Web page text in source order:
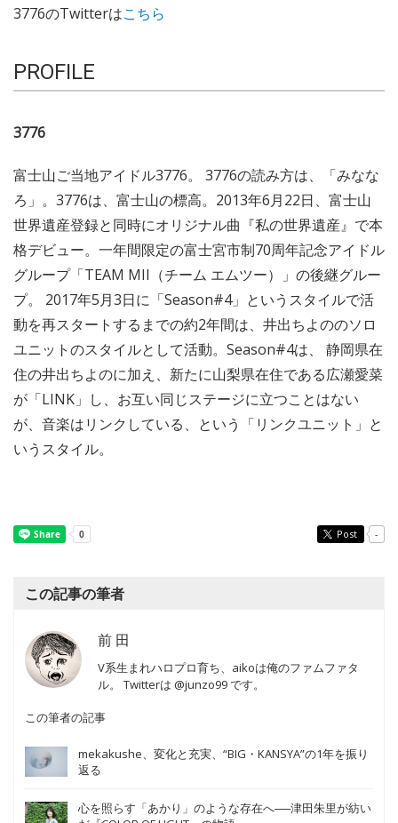
3776のTwitterはこちら
PROFILE
3776
富士山ご当地アイドル3776。 3776の読み方は、「みなな
ろ」。3776は、富士山の標高。2013年6月22日、富士山
世界遺産登録と同時にオリジナル曲『私の世界遺産』で本
格デビュー。一年間限定の富士宮市制70周年記念アイドル
グループ「TEAM MII（チーム エムツー）」の後継グルー
プ。 2017年5月3日に「Season#4」というスタイルで活
動を再スタートするまでの約2年間は、井出ちよののソロ
ユニットのスタイルとして活動。Season#4は、 静岡県在
住の井出ちよのに加え、新たに山梨県在住である広瀬愛菜
が「LINK」し、お互い同じステージに立つことはない
が、音楽はリンクしている、という「リンクユニット」と
いうスタイル。
Post -
この記事の筆者
前 田
V系生まれハロプロ育ち、aikoは俺のファムファタ
ル。 Twitterは @junzo99 です。
この筆者の記事
mekakushe、変化と充実、“BIG・KANSYA”の1年を振り
返る
心を照らす「あかり」のような存在へ──津田朱里が紡い